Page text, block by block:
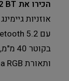
הכירו את Razer Kraken Kitty V2 BT מבית Razer
אוזניות
ותאורת Chroma RGB עם אוזני חתול איקוניות.